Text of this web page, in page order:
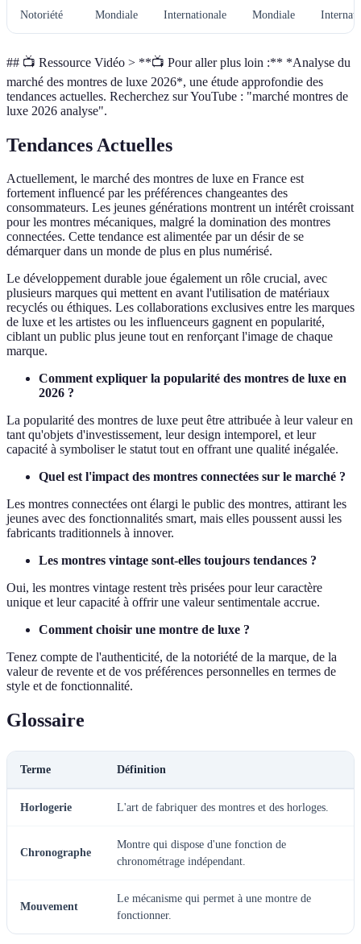
Notoriété Mondiale Internationale Mondiale
## 📺 Ressource Vidéo > **📺 Pour aller plus loin :** *Analyse du
marché des montres de luxe 2026*, une étude approfondie des
tendances actuelles. Recherchez sur YouTube : "marché montres de
luxe 2026 analyse".
Tendances Actuelles
Actuellement, le marché des montres de luxe en France est
fortement influencé par les préférences changeantes des
consommateurs. Les jeunes générations montrent un intérêt croissant
pour les montres mécaniques, malgré la domination des montres
connectées. Cette tendance est alimentée par un désir de se
démarquer dans un monde de plus en plus numérisé.
Le développement durable joue également un rôle crucial, avec
plusieurs marques qui mettent en avant l'utilisation de matériaux
recyclés ou éthiques. Les collaborations exclusives entre les marques
de luxe et les artistes ou les influenceurs gagnent en popularité,
ciblant un public plus jeune tout en renforçant l'image de chaque
marque.
Comment expliquer la popularité des montres de luxe en
2026 ?
La popularité des montres de luxe peut être attribuée à leur valeur en
tant qu'objets d'investissement, leur design intemporel, et leur
capacité à symboliser le statut tout en offrant une qualité inégalée.
Quel est l'impact des montres connectées sur le marché ?
Les montres connectées ont élargi le public des montres, attirant les
jeunes avec des fonctionnalités smart, mais elles poussent aussi les
fabricants traditionnels à innover.
Les montres vintage sont-elles toujours tendances ?
Oui, les montres vintage restent très prisées pour leur caractère
unique et leur capacité à offrir une valeur sentimentale accrue.
Comment choisir une montre de luxe ?
Tenez compte de l'authenticité, de la notoriété de la marque, de la
valeur de revente et de vos préférences personnelles en termes de
style et de fonctionnalité.
Glossaire
Terme Définition
Horlogerie L'art de fabriquer des montres et des horloges.
Chronographe
Montre qui dispose d'une fonction de
chronométrage indépendant.
Mouvement
Le mécanisme qui permet à une montre de
fonctionner.